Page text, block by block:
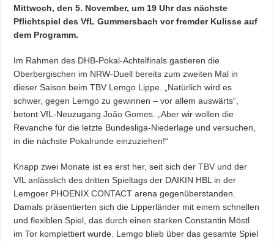
Mittwoch, den 5. November, um 19 Uhr das nächste
Pflichtspiel des VfL Gummersbach vor fremder Kulisse auf
dem Programm.
Im Rahmen des DHB-Pokal-Achtelfinals gastieren die
Oberbergischen im NRW-Duell bereits zum zweiten Mal in
dieser Saison beim TBV Lemgo Lippe. „Natürlich wird es
schwer, gegen Lemgo zu gewinnen – vor allem auswärts“,
betont VfL-NeuzugangJoão Gomes . „Aber wir wollen die
Revanche für die letzte Bundesliga-Niederlage und versuchen,
in die nächste Pokalrunde einzuziehen!“
Knapp zwei Monate ist es erst her, seit sich derTBV und der
VfL anlässlich des dritten Spieltags der DAIKIN HBL in der
Lemgoer PHOENIX CONTACT arena gegenüberstanden.
Damals präsentierten sich die Lipperländer mit einem schnellen
und flexiblen Spiel, das durch einen starken Constantin Möstl
im Tor komplettiert wurde. Lemgo blieb über das gesamte Spiel